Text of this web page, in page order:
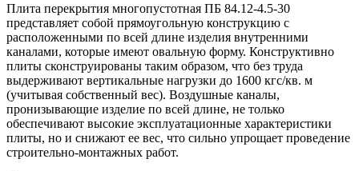
Плита перекрытия многопустотная ПБ 84.12-4.5-30
представляет собой прямоугольную конструкцию с
расположенными по всей длине изделия внутренними
каналами, которые имеют овальную форму. Конструктивно
плиты сконструированы таким образом, что без труда
выдерживают вертикальные нагрузки до 1600 кгс/кв. м
(учитывая собственный вес). Воздушные каналы,
пронизывающие изделие по всей длине, не только
обеспечивают высокие эксплуатационные характеристики
плиты, но и снижают ее вес, что сильно упрощает проведение
строительно-монтажных работ.